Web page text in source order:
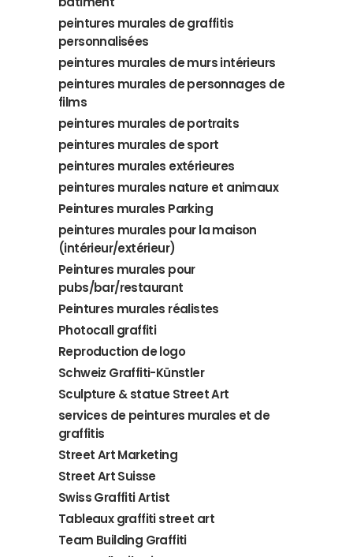
peintures murales de graffitis
personnalisées
peintures murales de murs intérieurs
peintures murales de personnages de
films
peintures murales de portraits
peintures murales de sport
peintures murales extérieures
peintures murales nature et animaux
Peintures murales Parking
peintures murales pour la maison
(intérieur/extérieur)
Peintures murales pour
pubs/bar/restaurant
Peintures murales réalistes
Photocall graffiti
Reproduction de logo
Schweiz Graffiti-Künstler
Sculpture & statue Street Art
services de peintures murales et de
graffitis
Street Art Marketing
Street Art Suisse
Swiss Graffiti Artist
Tableaux graffiti street art
Team Building Graffiti